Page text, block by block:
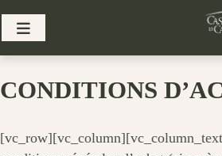
CONDITIONS